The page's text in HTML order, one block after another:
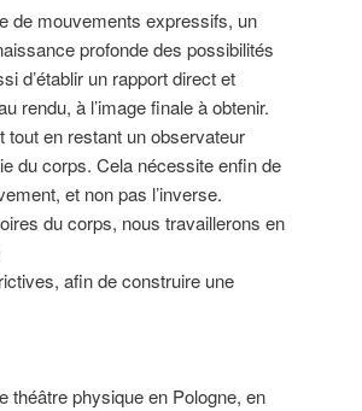
de mouvements expressifs, un
profonde des possibilités
d’établir un rapport direct et
rendu, à l’image finale à obtenir.
en restant un observateur
du corps. Cela nécessite enfin de
et non pas l’inverse.
du corps, nous travaillerons en
afin de construire une
théâtre physique en Pologne, en